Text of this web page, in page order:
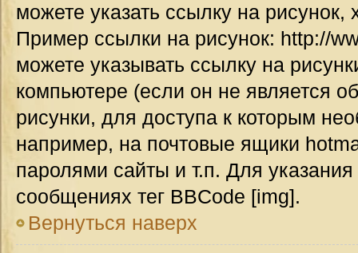
можете указать ссылку на
Пример ссылки на рисунок: http://
можете указывать ссылку на
компьютере (если он не является
рисунки, для доступа к которым
например, на почтовые ящики
паролями сайты и т.п. Для
сообщениях тег BBCode [img].
Вернуться наверх